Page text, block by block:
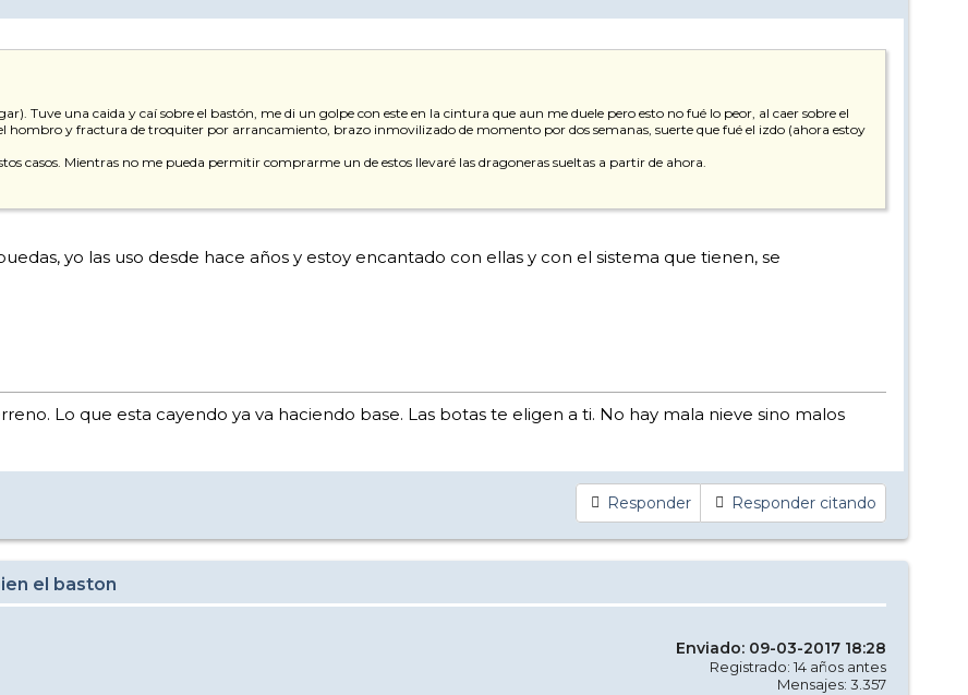
Tuve una caida y caí sobre el bastón, me di un golpe con este en la cintura que aun me duele pero esto no fué lo peor, al caer sobre el
hombro y fractura de troquiter por arrancamiento, brazo inmovilizado de momento por dos semanas, suerte que fué el izdo (ahora estoy
casos. Mientras no me pueda permitir comprarme un de estos llevaré las dragoneras sueltas a partir de ahora.
yo las uso desde hace años y estoy encantado con ellas y con el sistema que tienen, se
Lo que esta cayendo ya va haciendo base. Las botas te eligen a ti. No hay mala nieve sino malos
Responder Responder citando
el baston
Enviado: 09-03-2017 18:28
Registrado: 14 años antes
Mensajes: 3.357